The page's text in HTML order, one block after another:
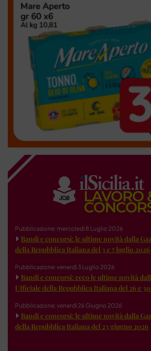
Pubblicazione: mercoledì 8 Luglio 2026
Bandi e concorsi: le ultime novità dalla
della Repubblica Italiana del 3 e 7 luglio 2026
Pubblicazione: venerdì 3 Luglio 2026
Bandi e concorsi: ecco le ultime novità
Ufficiale della Repubblica Italiana del 26 e
Pubblicazione: venerdì 26 Giugno 2026
Bandi e concorsi: le ultime novità dalla
della Repubblica Italiana del 23 giugno 2026